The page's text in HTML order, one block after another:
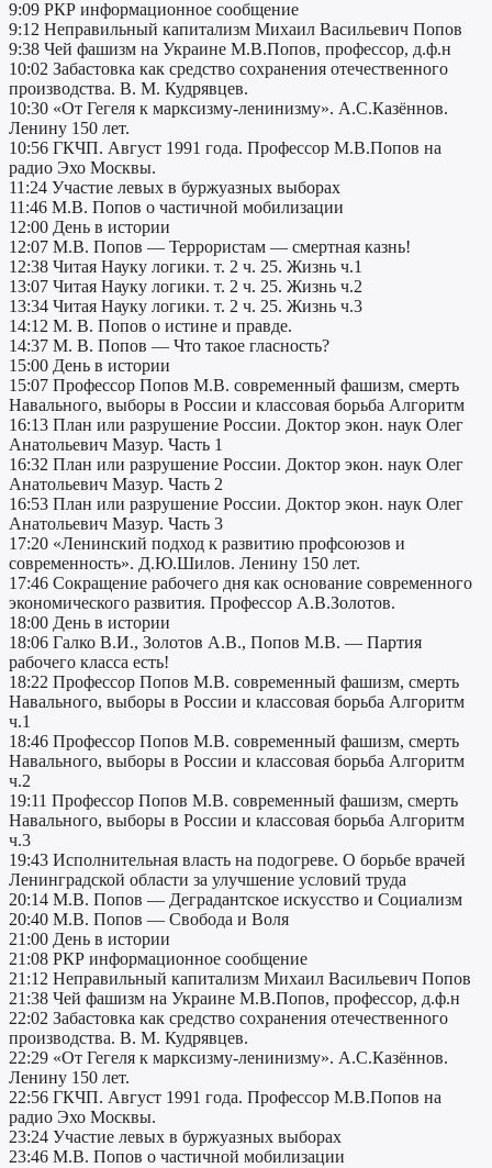
9:09 РКР информационное сообщение
9:12 Неправильный капитализм Михаил Васильевич Попов
9:38 Чей фашизм на Украине М.В.Попов, профессор, д.ф.н
10:02 Забастовка как средство сохранения отечественного
производства. В. М. Кудрявцев.
10:30 «От Гегеля к марксизму-ленинизму». А.С.Казённов.
Ленину 150 лет.
10:56 ГКЧП. Август 1991 года. Профессор М.В.Попов на
радио Эхо Москвы.
11:24 Участие левых в буржуазных выборах
11:46 М.В. Попов о частичной мобилизации
12:00 День в истории
12:07 М.В. Попов — Террористам — смертная казнь!
12:38 Читая Науку логики. т. 2 ч. 25. Жизнь ч.1
13:07 Читая Науку логики. т. 2 ч. 25. Жизнь ч.2
13:34 Читая Науку логики. т. 2 ч. 25. Жизнь ч.3
14:12 М. В. Попов о истине и правде.
14:37 М. В. Попов — Что такое гласность?
15:00 День в истории
15:07 Профессор Попов М.В. современный фашизм, смерть
Навального, выборы в России и классовая борьба Алгоритм
16:13 План или разрушение России. Доктор экон. наук Олег
Анатольевич Мазур. Часть 1
16:32 План или разрушение России. Доктор экон. наук Олег
Анатольевич Мазур. Часть 2
16:53 План или разрушение России. Доктор экон. наук Олег
Анатольевич Мазур. Часть 3
17:20 «Ленинский подход к развитию профсоюзов и
современность». Д.Ю.Шилов. Ленину 150 лет.
17:46 Сокращение рабочего дня как основание современного
экономического развития. Профессор А.В.Золотов.
18:00 День в истории
18:06 Галко В.И., Золотов А.В., Попов М.В. — Партия
рабочего класса есть!
18:22 Профессор Попов М.В. современный фашизм, смерть
Навального, выборы в России и классовая борьба Алгоритм
ч.1
18:46 Профессор Попов М.В. современный фашизм, смерть
Навального, выборы в России и классовая борьба Алгоритм
ч.2
19:11 Профессор Попов М.В. современный фашизм, смерть
Навального, выборы в России и классовая борьба Алгоритм
ч.3
19:43 Исполнительная власть на подогреве. О борьбе врачей
Ленинградской области за улучшение условий труда
20:14 М.В. Попов — Деградантское искусство и Социализм
20:40 М.В. Попов — Свобода и Воля
21:00 День в истории
21:08 РКР информационное сообщение
21:12 Неправильный капитализм Михаил Васильевич Попов
21:38 Чей фашизм на Украине М.В.Попов, профессор, д.ф.н
22:02 Забастовка как средство сохранения отечественного
производства. В. М. Кудрявцев.
22:29 «От Гегеля к марксизму-ленинизму». А.С.Казённов.
Ленину 150 лет.
22:56 ГКЧП. Август 1991 года. Профессор М.В.Попов на
радио Эхо Москвы.
23:24 Участие левых в буржуазных выборах
23:46 М.В. Попов о частичной мобилизации